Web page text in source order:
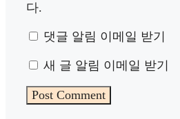
다.
댓글 알림 이메일 받기
새 글 알림 이메일 받기